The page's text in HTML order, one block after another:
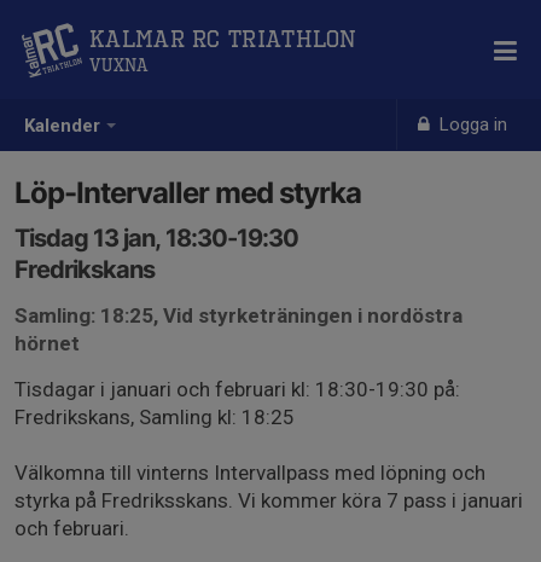
Kalender Logga in
Kalmar RC Triathlon
Vuxna
Löp-Intervaller med styrka
Tisdag 13 jan, 18:30-19:30
Fredrikskans
Samling: 18:25, Vid styrketräningen i nordöstra
hörnet
Tisdagar i januari och februari kl: 18:30-19:30 på:
Fredrikskans, Samling kl: 18:25
Välkomna till vinterns Intervallpass med löpning och
styrka på Fredriksskans. Vi kommer köra 7 pass i januari
och februari.